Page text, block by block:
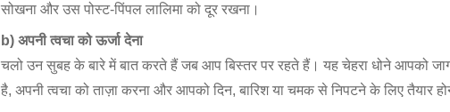
सोखना और उस पोस्ट-पिंपल लालिमा को दूर रखना।
b) अपनी त्वचा को ऊर्जा देना
चलो उन सुबह के बारे में बात करते हैं जब आप बिस्तर पर रहते हैं। यह चेहरा धोने आपको
है, अपनी त्वचा को ताज़ा करना और आपको दिन, बारिश या चमक से निपटने के लिए तैयार